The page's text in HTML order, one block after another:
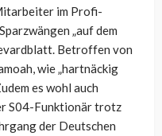
im Profi-
„auf dem
Betroffen von
wie „hartnäckig
es wohl auch
S04-Funktionär trotz
der Deutschen